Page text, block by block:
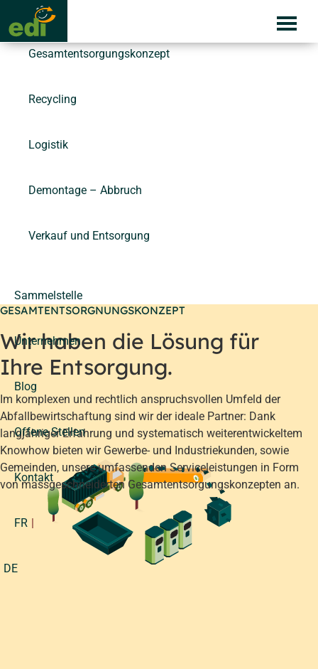
to
content
Services
Gesamtentsorgungskonzept
Recycling
Logistik
Demontage – Abbruch
Verkauf und Entsorgung
Sammelstelle
Unternehmen
Blog
Offene Stellen
Kontakt
FR
DE
GESAMTENTSORGNUNGSKONZEPT
Wir haben die Lösung für
Ihre Entsorgung.
Im komplexen und rechtlich anspruchsvollen Umfeld der
Abfallbewirtschaftung sind wir der ideale Partner: Dank
langjähriger Erfahrung und systematisch weiterentwickeltem
Knowhow bieten wir Gewerbe- und Industriekunden, sowie
Gemeinden, unsere umfassenden Serviceleistungen in Form
von massgeschneiderten Gesamtentsorgungskonzepten an.